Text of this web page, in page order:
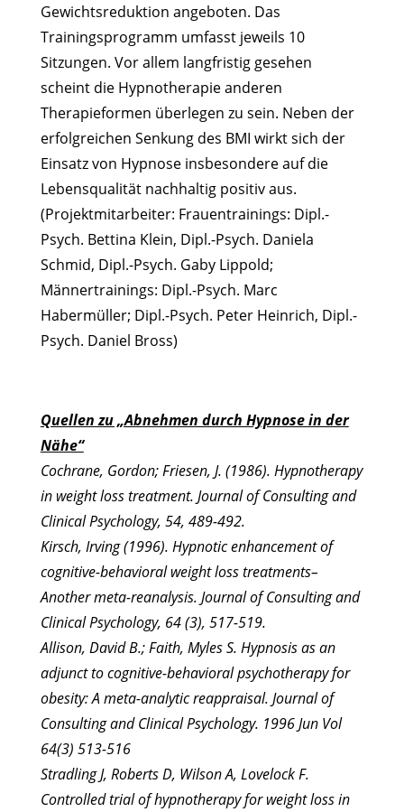
Gewichtsreduktion angeboten. Das
Trainingsprogramm umfasst jeweils 10
Sitzungen. Vor allem langfristig gesehen
scheint die Hypnotherapie anderen
Therapieformen überlegen zu sein. Neben der
erfolgreichen Senkung des BMI wirkt sich der
Einsatz von Hypnose insbesondere auf die
Lebensqualität nachhaltig positiv aus.
(Projektmitarbeiter: Frauentrainings: Dipl.-
Psych. Bettina Klein, Dipl.-Psych. Daniela
Schmid, Dipl.-Psych. Gaby Lippold;
Männertrainings: Dipl.-Psych. Marc
Habermüller; Dipl.-Psych. Peter Heinrich, Dipl.-
Psych. Daniel Bross)
Quellen zu „Abnehmen durch Hypnose in der
Nähe“
Cochrane, Gordon; Friesen, J. (1986). Hypnotherapy
in weight loss treatment. Journal of Consulting and
Clinical Psychology, 54, 489-492.
Kirsch, Irving (1996). Hypnotic enhancement of
cognitive-behavioral weight loss treatments–
Another meta-reanalysis. Journal of Consulting and
Clinical Psychology, 64 (3), 517-519.
Allison, David B.; Faith, Myles S. Hypnosis as an
adjunct to cognitive-behavioral psychotherapy for
obesity: A meta-analytic reappraisal. Journal of
Consulting and Clinical Psychology. 1996 Jun Vol
64(3) 513-516
Stradling J, Roberts D, Wilson A, Lovelock F.
Controlled trial of hypnotherapy for weight loss in